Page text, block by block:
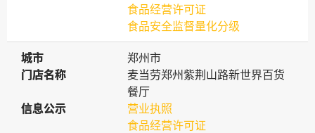
食品经营许可证
食品安全监督量化分级
城市
城市
郑州市
门店名称
门店名称
麦当劳郑州紫荆山路新世界百货
餐厅
信息公示
信息公示
营业执照
食品经营许可证